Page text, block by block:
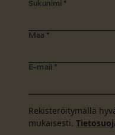
Sukunimi *
Maa *
E-mail *
Rekisteröitymällä
mukaisesti.